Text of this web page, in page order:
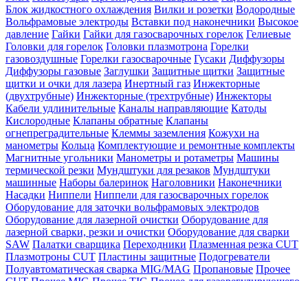
Блок жидкостного охлаждения Вилки и розетки Водородные
Вольфрамовые электроды Вставки под наконечники Высокое
давление Гайки Гайки для газосварочных горелок Гелиевые
Головки для горелок Головки плазмотрона Горелки
газовоздушные Горелки газосварочные Гусаки Диффузоры
Диффузоры газовые Заглушки Защитные щитки Защитные
щитки и очки для лазера Инертный газ Инжекторные
(двухтрубные) Инжекторные (трехтрубные) Инжекторы
Кабели удлинительные Каналы направляющие Катоды
Кислородные Клапаны обратные Клапаны
огнепреградительные Клеммы заземления Кожухи на
манометры Кольца Комплектующие и ремонтные комплекты
Магнитные угольники Манометры и ротаметры Машины
термической резки Мундштуки для резаков Мундштуки
машинные Наборы балеринок Наголовники Наконечники
Насадки Ниппели Ниппели для газосварочных горелок
Оборудование для заточки вольфрамовых электродов
Оборудование для лазерной очистки Оборудование для
лазерной сварки, резки и очистки Оборудование для сварки
SAW Палатки сварщика Переходники Плазменная резка CUT
Плазмотроны CUT Пластины защитные Подогреватели
Полуавтоматическая сварка MIG/MAG Пропановые Прочее